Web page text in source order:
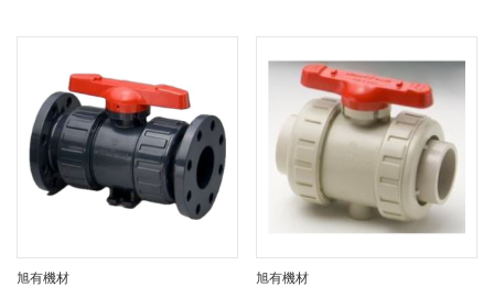
旭有機材 旭有機材